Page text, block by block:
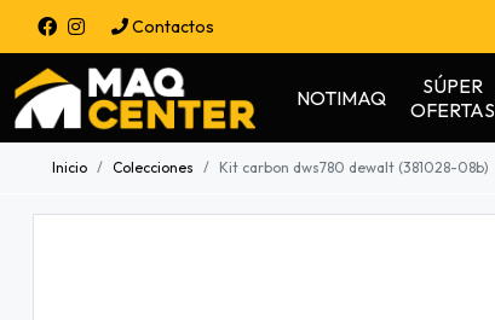
Contactos
NOTIMAQ
SÚPER
OFERTAS
Inicio Colecciones Kit carbon dws780 dewalt (381028-08b)